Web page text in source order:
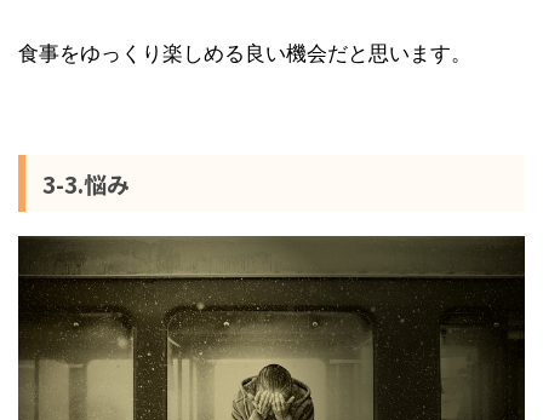
食事をゆっくり楽しめる良い機会だと思います。
3-3.悩み